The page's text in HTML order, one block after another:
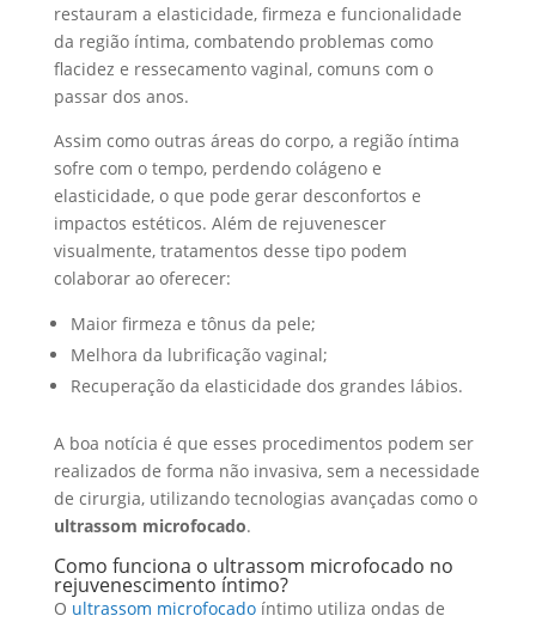
restauram a elasticidade, firmeza e funcionalidade
da região íntima, combatendo problemas como
flacidez e ressecamento vaginal, comuns com o
passar dos anos.
Assim como outras áreas do corpo, a região íntima
sofre com o tempo, perdendo colágeno e
elasticidade, o que pode gerar desconfortos e
impactos estéticos. Além de rejuvenescer
visualmente, tratamentos desse tipo podem
colaborar ao oferecer:
Maior firmeza e tônus da pele;
Melhora da lubrificação vaginal;
Recuperação da elasticidade dos grandes lábios.
A boa notícia é que esses procedimentos podem ser
realizados de forma não invasiva, sem a necessidade
de cirurgia, utilizando tecnologias avançadas como o
ultrassom microfocado.
Como funciona o ultrassom microfocado no
rejuvenescimento íntimo?
O ultrassom microfocadoíntimo utiliza ondas de